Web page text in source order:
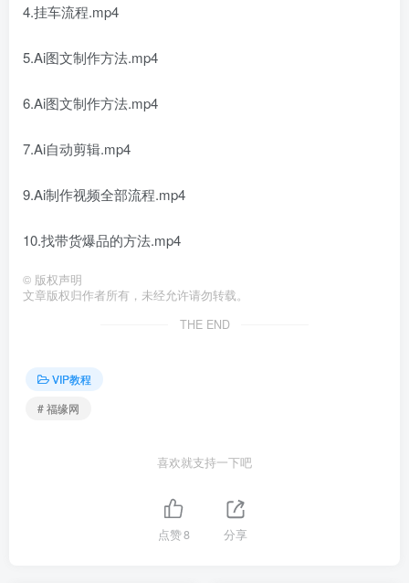
4.挂车流程.mp4
5.Ai图文制作方法.mp4
6.Ai图文制作方法.mp4
7.Ai自动剪辑.mp4
9.Ai制作视频全部流程.mp4
10.找带货爆品的方法.mp4
© 版权声明
文章版权归作者所有，未经允许请勿转载。
THE END
VIP教程
# 福缘网
喜欢就支持一下吧
点赞8 分享